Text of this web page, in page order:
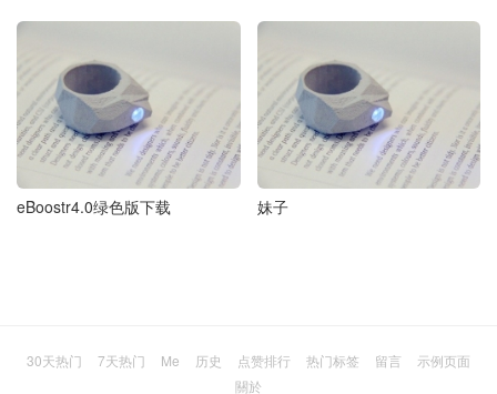
eBoostr4.0绿色版下载 妹子
30天热门 7天热门 Me 历史 点赞排行 热门标签 留言
示例页面
關於